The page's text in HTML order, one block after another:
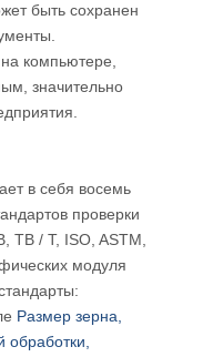
быть сохранен
компьютере,
значительно
в себя восемь
проверки
TB / T, ISO, ASTM,
модуля
Размер зерна,